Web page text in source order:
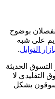
بوضوح
على شبه
بازار التوابل.
الحديثة
التقليدي لا
بشكل